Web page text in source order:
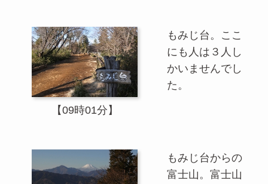
【09時01分】
もみじ台。ここ
にも人は３人し
かいませんでし
た。
もみじ台からの
富士山。富士山